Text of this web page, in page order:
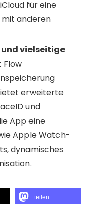
für eine
anderen
vielseitige
Flow
erweiterte
und
App eine
Apple Watch-
dynamisches
teilen